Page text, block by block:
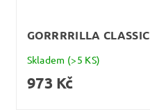
GORRRRILLA CLASSIC
Skladem (>5 KS)
973 Kč